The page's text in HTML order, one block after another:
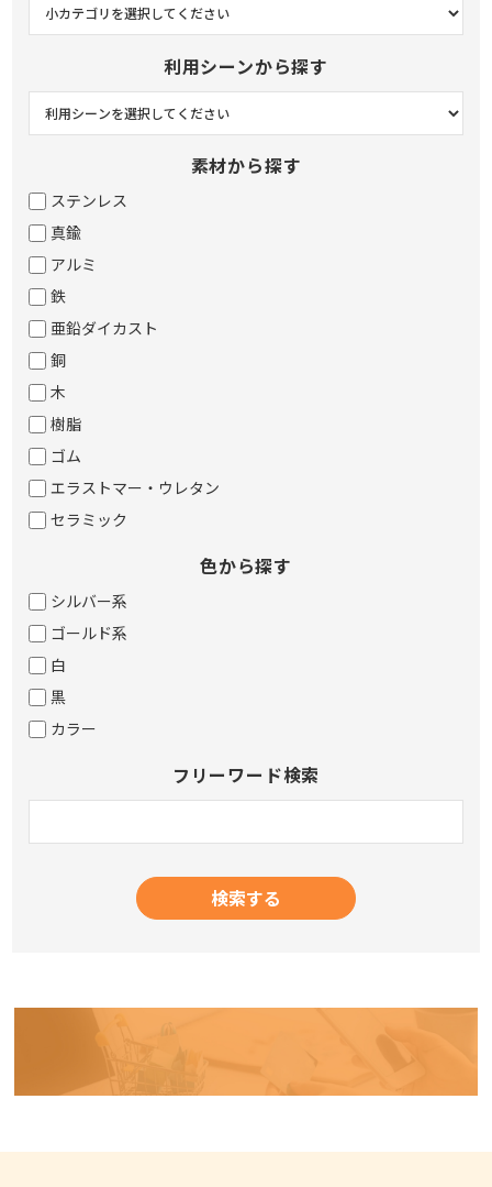
利用シーンから探す
素材から探す
ステンレス
真鍮
アルミ
鉄
亜鉛ダイカスト
銅
木
樹脂
ゴム
エラストマー・ウレタン
セラミック
色から探す
シルバー系
ゴールド系
白
黒
カラー
フリーワード検索